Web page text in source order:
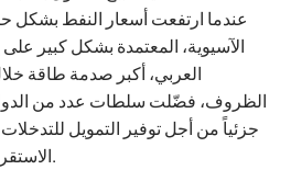
عندما ارتفعت أسعار النفط بشكل
الآسيوية، المعتمدة بشكل كبير
العربي، أكبر صدمة طاقة
الظروف، فضّلت سلطات عدد من الدول
جزئياً من أجل توفير التمويل
الاستقرار للأنظمة المالية الداخلية.